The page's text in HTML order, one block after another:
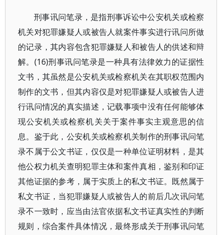
刑事讯问笔录，是指刑事诉讼中公安机关或检察
机关对犯罪嫌疑人或被告人就案件事实进行讯问所做
的记录，其内容包含犯罪嫌疑人和被告人的供述和辩
解。(16)刑事讯问笔录是一种具有法律效力的证据性
文书，其虽然是公安机关或检察机关在其职权范围内
制作的文书，但其内容仅是对犯罪嫌疑人或被告人进
行讯问情况的真实描述，记载事项中没有任何能够体
现公安机关或检察机关关于案件事实主观意思的信
息。鉴于此，公安机关或检察机关制作的刑事讯问笔
录不属于公文书证，仅仅是一种单位证明材料，是其
他公权力机关查明犯罪主体和案件真相，鉴别和印证
其他证据的参考，属于实质上的私文书证。既然属于
私文书证，当犯罪嫌疑人或被告人的前后几次讯问笔
录不一致时，应当由法官依据私文书证真实性的判断
规则，综合案件具体情况，最终形成关于刑事讯问笔